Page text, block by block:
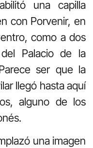
una capilla
con Porvenir, en
como a dos
del Palacio de la
ser que la
llegó hasta aquí
alguno de los
una imagen